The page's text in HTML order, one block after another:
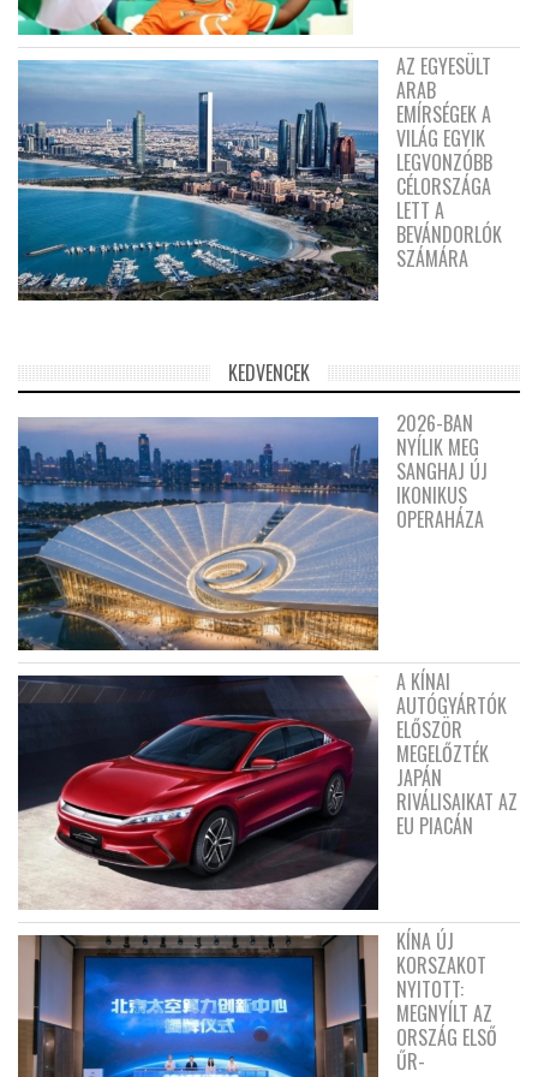
AZ EGYESÜLT
ARAB
EMÍRSÉGEK A
VILÁG EGYIK
LEGVONZÓBB
CÉLORSZÁGA
LETT A
BEVÁNDORLÓK
SZÁMÁRA
KEDVENCEK
2026-BAN
NYÍLIK MEG
SANGHAJ ÚJ
IKONIKUS
OPERAHÁZA
A KÍNAI
AUTÓGYÁRTÓK
ELŐSZÖR
MEGELŐZTÉK
JAPÁN
RIVÁLISAIKAT AZ
EU PIACÁN
KÍNA ÚJ
KORSZAKOT
NYITOTT:
MEGNYÍLT AZ
ORSZÁG ELSŐ
ŰR-